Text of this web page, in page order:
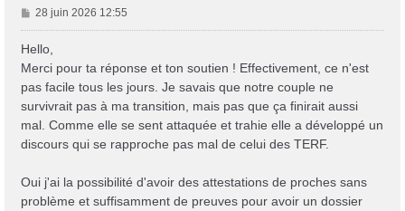
M
e
s
g
e
28 juin 2026 12:55
Hello,
Merci pour ta réponse et ton soutien ! Effectivement, ce n'est
pas facile tous les jours. Je savais que notre couple ne
survivrait pas à ma transition, mais pas que ça finirait aussi
mal. Comme elle se sent attaquée et trahie elle a développé un
discours qui se rapproche pas mal de celui des TERF.
Oui j'ai la possibilité d'avoir des attestations de proches sans
problème et suffisamment de preuves pour avoir un dossier